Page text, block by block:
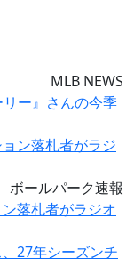
MLB NEWS
ー』さんの今季
ボールパーク速報
落札者がラジオ